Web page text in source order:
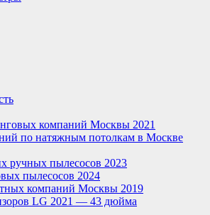
компаний Москвы 2021
по натяжным потолкам в Москве
ручных пылесосов 2023
пылесосов 2024
компаний Москвы 2019
LG 2021 — 43 дюйма